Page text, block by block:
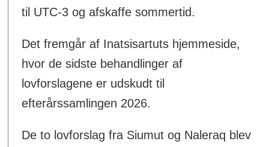
til UTC-3 og afskaffe sommertid.
Det fremgår af Inatsisartuts hjemmeside,
hvor de sidste behandlinger af
lovforslagene er udskudt til
efterårssamlingen 2026.
De to lovforslag fra Siumut og Naleraq blev